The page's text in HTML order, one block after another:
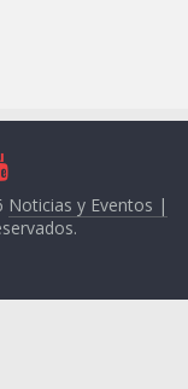
Noticias y Eventos |